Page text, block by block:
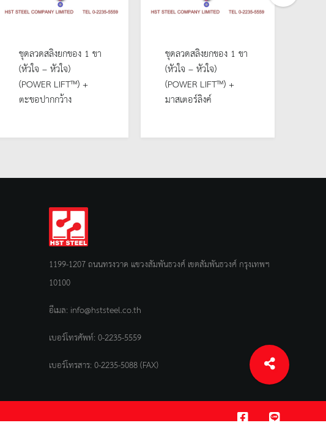
ชุดลวดสลิงยกของ 1 ขา
(หัวใจ – หัวใจ)
(POWER LIFT™) +
ตะขอปากกว้าง
ชุดลวดสลิงยกของ 1 ขา
(หัวใจ – หัวใจ)
(POWER LIFT™) +
มาสเตอร์ลิงค์
1199-1207 ถนนทรงวาด แขวงสัมพันธวงศ์ เขตสัมพันธวงศ์ กรุงเทพฯ
10100
อีเมล: info@hststeel.co.th
เบอร์โทรศัพท์:0-2235-5559
เบอร์โทรสาร: 0-2235-5088 (FAX)